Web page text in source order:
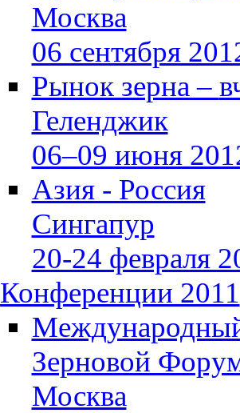
Москва
06 сентября
Рынок зерна –
Геленджик
06–09 июня
Азия - Россия
Сингапур
20-24 февраля
Конференции 2011
Зерновой
Москва